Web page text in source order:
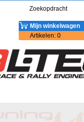
Mijn winkelwagen
Artikelen: 0